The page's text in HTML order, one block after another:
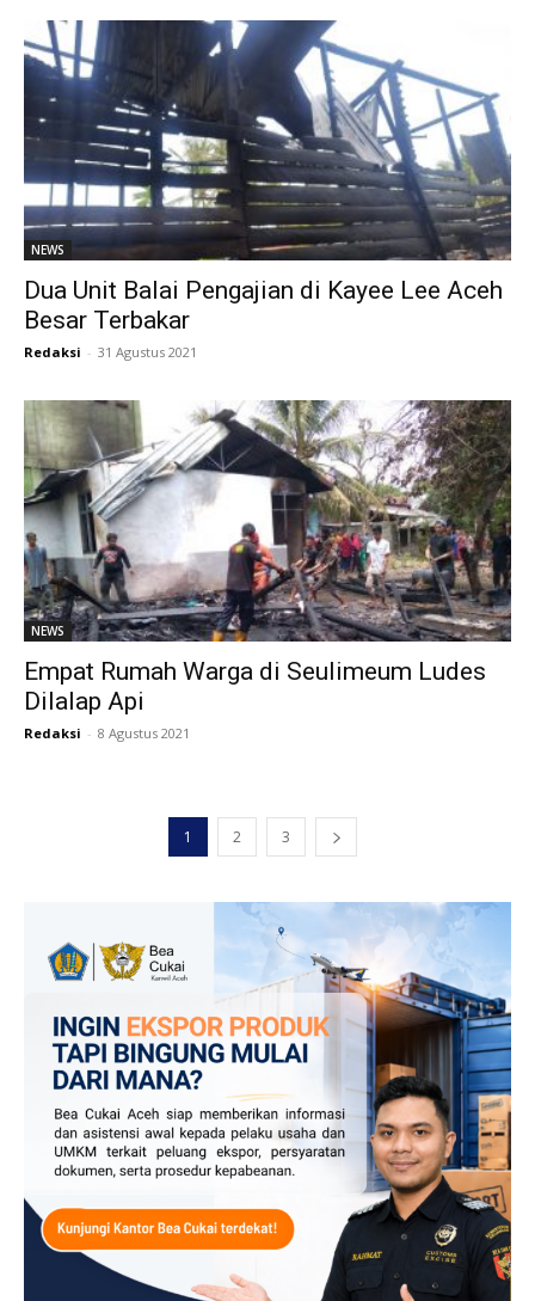
NEWS
Dua Unit Balai Pengajian di Kayee Lee Aceh
Besar Terbakar
Redaksi - 31 Agustus 2021
NEWS
Empat Rumah Warga di Seulimeum Ludes
Dilalap Api
Redaksi - 8 Agustus 2021
1 2 3